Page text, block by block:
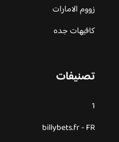
زووم الامارات
كافيهات جده
تصنيفات
1
billybets.fr - FR